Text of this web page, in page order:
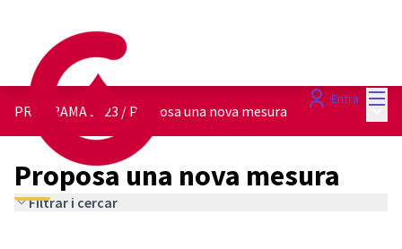
Entra
PROGRAMA 2023 / Proposa una nova mesura
Proposa una nova mesura
Filtrar i cercar